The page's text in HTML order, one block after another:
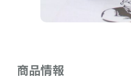
商品情報